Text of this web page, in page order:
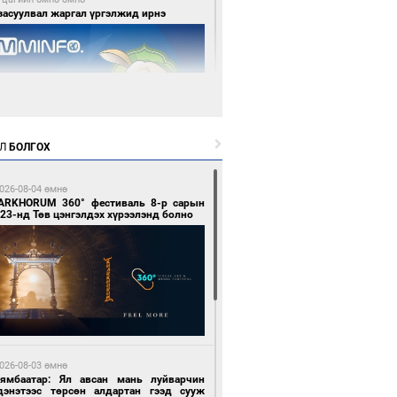
жаргал үргэлжид ирнэ
цагийн өмнө өмнө
боллоо
БОЛГОХ
08-04 өмнө
360° фестиваль 8-р сарын
нд Төв цэнгэлдэх хүрээлэнд болно
08-03 өмнө
Ял авсан мань луйварчин
төрсөн алдартан гээд сууж